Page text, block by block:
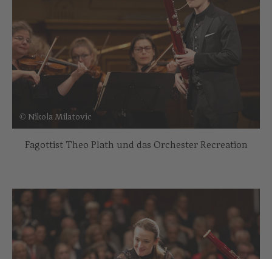
© Nikola Milatovic
Fagottist Theo Plath und das Orchester Recreation